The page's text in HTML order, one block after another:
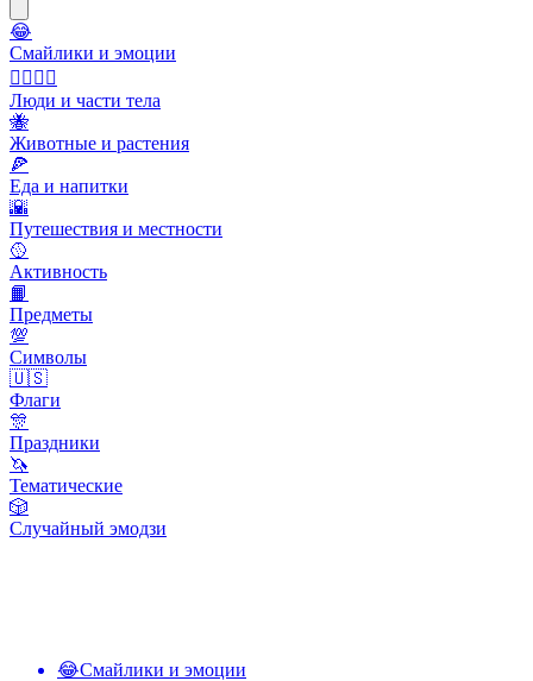
😂
Смайлики и эмоции
👩‍❤️‍💋‍👨
Люди и части тела
🐝
Животные и растения
🍕
Еда и напитки
🌇
Путешествия и местности
🥎
Активность
📙
Предметы
💯
Символы
🇺🇸
Флаги
🎊
Праздники
🦄
Тематические
🎲
Случайный эмодзи
😂Смайлики и эмоции